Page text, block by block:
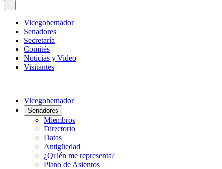
≡
Vicegobernador
Senadores
Secretaría
Comités
Noticias y Video
Visitantes
Vicegobernador
Senadores
Miembros
Directorio
Datos
Antigüedad
¿Quién me representa?
Plano de Asientos